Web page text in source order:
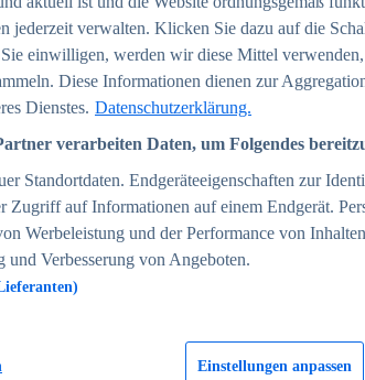
2025
jederzeit verwalten. Klicken Sie dazu auf die
einwilligen, werden wir diese Mittel
Diese Informationen dienen zur
Dienstes. Datenschutzerklärung.
verarbeiten Daten, um Folgendes
Standortdaten. Endgeräteeigenschaften zur
Zugriff auf Informationen auf einem Endgerät.
Werbeleistung und der Performance von
Verbesserung von Angeboten.
Einstellungen anpassen